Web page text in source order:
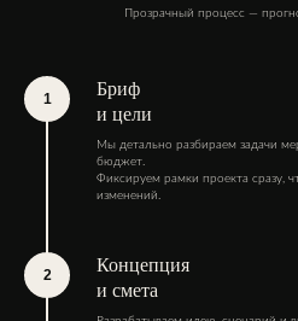
Прозрачный процесс —
Бриф
и цели
Мы детально разбираем задачи
бюджет.
Фиксируем рамки проекта сразу,
изменений.
Концепция
и смета